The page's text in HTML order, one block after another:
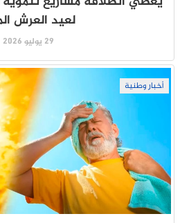
لعيد العرش
29 يوليو 2026
أخبار وطنية